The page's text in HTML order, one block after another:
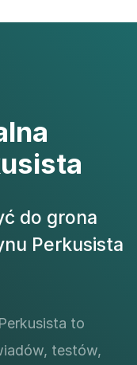
do grona
Perkusista
to
testów,